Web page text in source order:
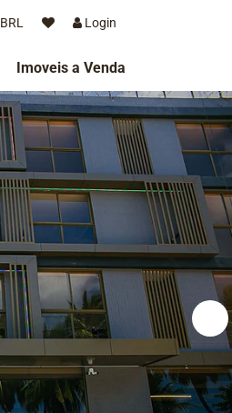
BRL Login
Imoveis a Venda